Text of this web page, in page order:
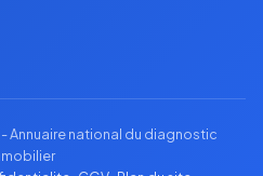
- Annuaire national du diagnostic